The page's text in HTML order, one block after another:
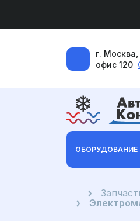
г. Москва,
офис 120
ОБОРУДОВАНИЕ
Главная